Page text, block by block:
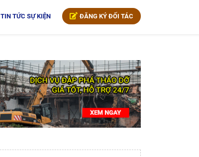
TIN TỨC SỰ KIỆN ĐĂNG KÝ ĐỐI TÁC